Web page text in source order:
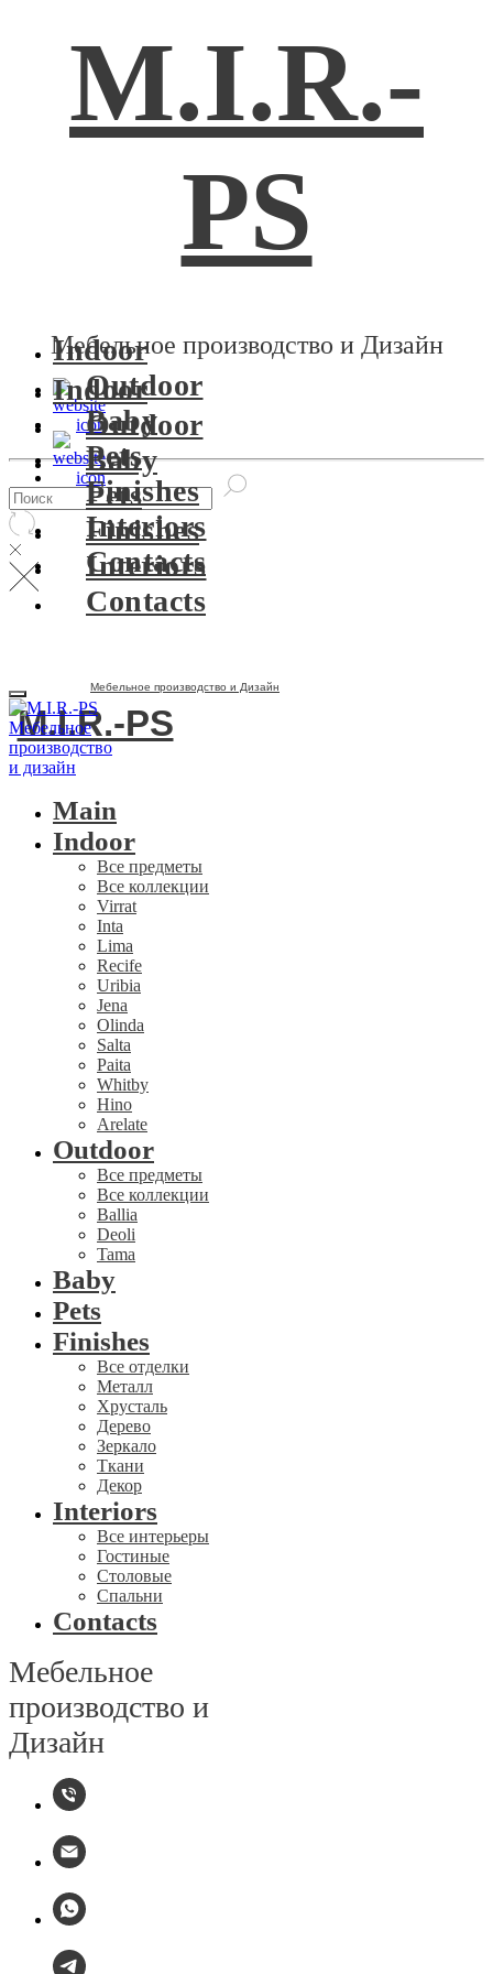
M.I.R.-
PS
Мебельное производство и Дизайн
Indoor
Outdoor
Baby
Pets
Finishes
Interiors
Contacts
Indoor
Outdoor
Baby
Pets
Finishes
Interiors
Contacts
Мебельное производство и Дизайн
M.I.R.-PS
Main
Indoor
Все предметы
Все коллекции
Virrat
Inta
Lima
Recife
Uribia
Jena
Olinda
Salta
Paita
Whitby
Hino
Arelate
Outdoor
Все предметы
Все коллекции
Ballia
Deoli
Tama
Baby
Pets
Finishes
Все отделки
Металл
Хрусталь
Дерево
Зеркало
Ткани
Декор
Interiors
Все интерьеры
Гостиные
Столовые
Спальни
Contacts
Мебельное
производство и
Дизайн